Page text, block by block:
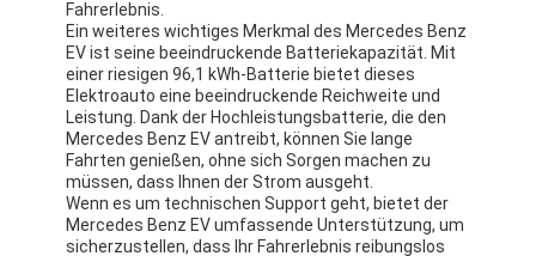
Fahrerlebnis.
Ein weiteres wichtiges Merkmal des Mercedes Benz
EV ist seine beeindruckende Batteriekapazität. Mit
einer riesigen 96,1 kWh-Batterie bietet dieses
Elektroauto eine beeindruckende Reichweite und
Leistung. Dank der Hochleistungsbatterie, die den
Mercedes Benz EV antreibt, können Sie lange
Fahrten genießen, ohne sich Sorgen machen zu
müssen, dass Ihnen der Strom ausgeht.
Wenn es um technischen Support geht, bietet der
Mercedes Benz EV umfassende Unterstützung, um
sicherzustellen, dass Ihr Fahrerlebnis reibungslos